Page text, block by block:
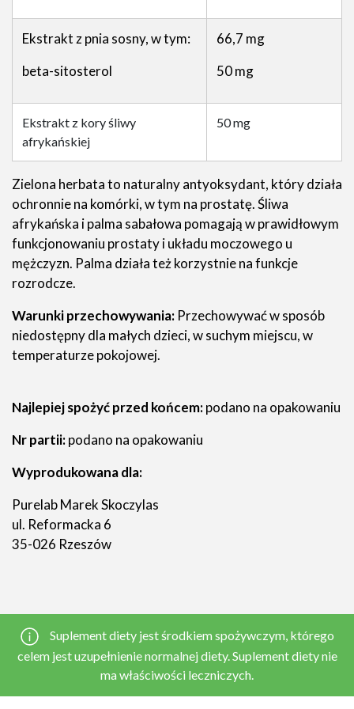
Ekstrakt z pnia sosny, w tym:
beta-sitosterol
66,7 mg
50 mg
Ekstrakt z kory śliwy
afrykańskiej
50 mg
Zielona herbata to naturalny antyoksydant, który działa
ochronnie na komórki, w tym na prostatę. Śliwa
afrykańska i palma sabałowa pomagają w prawidłowym
funkcjonowaniu prostaty i układu moczowego u
mężczyzn. Palma działa też korzystnie na funkcje
rozrodcze.
Warunki przechowywania: Przechowywać w sposób
niedostępny dla małych dzieci, w suchym miejscu, w
temperaturze pokojowej.
Najlepiej spożyć przed końcem:podano na opakowaniu
Nr partii:podano na opakowaniu
Wyprodukowana dla:
Purelab Marek Skoczylas
ul. Reformacka 6
35-026 Rzeszów
Suplement diety jest środkiem spożywczym, którego
celem jest uzupełnienie normalnej diety. Suplement diety nie
ma właściwości leczniczych.